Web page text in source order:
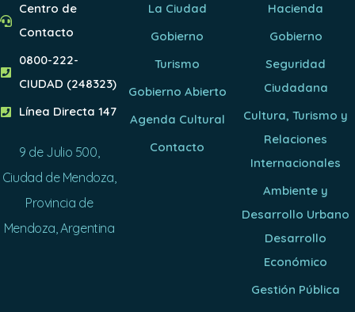
Centro de
Contacto
0800-222-
CIUDAD (248323)
Línea Directa 147
9 de Julio 500,
Ciudad de Mendoza,
Provincia de
Mendoza, Argentina
La Ciudad
Gobierno
Turismo
Gobierno Abierto
Agenda Cultural
Contacto
Hacienda
Gobierno
Seguridad
Ciudadana
Cultura, Turismo y
Relaciones
Internacionales
Ambiente y
Desarrollo Urbano
Desarrollo
Económico
Gestión Pública